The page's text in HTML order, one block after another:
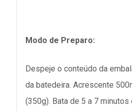
Modo de Preparo:
Despeje o conteúdo da
da batedeira. Acrescente
(350g). Bata de 5 a 7 minutos